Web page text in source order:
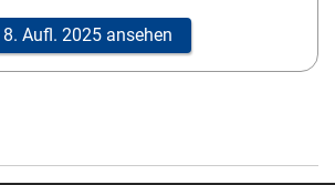
8. Aufl. 2025 ansehen